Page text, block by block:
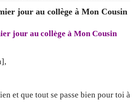
jour au collège à Mon Cousin
jour au collège à Mon Cousin
et que tout se passe bien pour toi à